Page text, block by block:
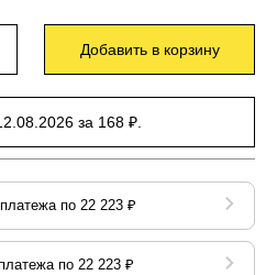
Добавить в корзину
за 168 ₽.
по 22 223 ₽
по 22 223 ₽